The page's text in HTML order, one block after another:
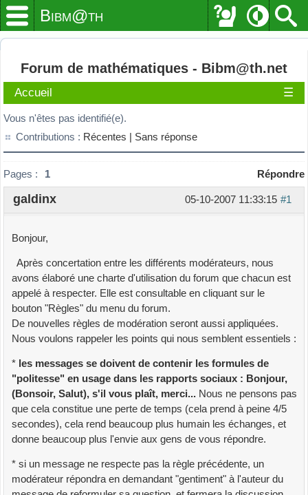
Bibm@th
Forum de mathématiques - Bibm@th.net
Accueil ☰
Vous n'êtes pas identifié(e).
Contributions : Récentes | Sans réponse
Pages : 1 Répondre
#1
05-10-2007 11:33:15
galdinx
Bonjour,
Après concertation entre les différents modérateurs, nous
avons élaboré une charte d'utilisation du forum que chacun est
appelé à respecter. Elle est consultable en cliquant sur le
bouton "Règles" du menu du forum.
De nouvelles règles de modération seront aussi appliquées.
Nous voulons rappeler les points qui nous semblent essentiels :
* les messages se doivent de contenir les formules de
"politesse" en usage dans les rapports sociaux : Bonjour,
(Bonsoir, Salut), s'il vous plaît, merci... Nous ne pensons pas
que cela constitue une perte de temps (cela prend à peine 4/5
secondes), cela rend beaucoup plus humain les échanges, et
donne beaucoup plus l'envie aux gens de vous répondre.
* si un message ne respecte pas la règle précédente, un
modérateur répondra en demandant "gentiment" à l'auteur du